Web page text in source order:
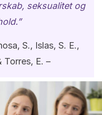
seksualitet og
S., Islas, S. E.,
Torres, E. –